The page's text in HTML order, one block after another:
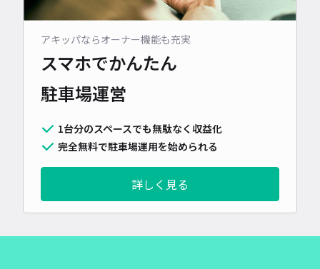
アキッパならオーナー機能も充実
スマホでかんたん
駐車場運営
1台分のスペースでも無駄なく収益化
完全無料で駐車場運用を始められる
詳しく見る